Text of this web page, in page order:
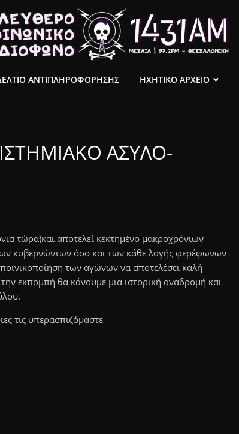
ΑΝΤΙΠΛΗΡΟΦΟΡΗΣΗΣ ΗΧΗΤΙΚΟ ΑΡΧΕΙΟ
ΑΣΥΛΟ-
τώρα)και αποτελεί κεκτημένο μακροχρόνιων
κυβερνώντων όσο και των κάθε λογής φερέφωνων
των αγώνων να αποτελέσει καλή
εκπομπή θα κάνουμε μια ιστορική αναδρομή και
τις υπερασπιζόμαστε